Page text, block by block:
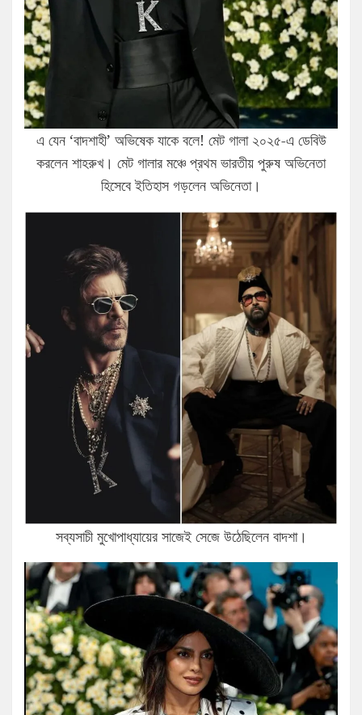
এ যেন ‘বাদশাহী’ অভিষেক যাকে বলে! মেট গালা ২০২৫-এ ডেবিউ
করলেন শাহরুখ। মেট গালার মঞ্চে প্রথম ভারতীয় পুরুষ অভিনেতা
হিসেবে ইতিহাস গড়লেন অভিনেতা।
সব্যসাচী মুখোপাধ্যায়ের সাজেই সেজে উঠেছিলেন বাদশা।